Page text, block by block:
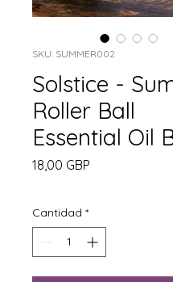
SKU: SUMMER002
Solstice -
Roller Ball
Essential Oil
18,00 GBP
Cantidad *